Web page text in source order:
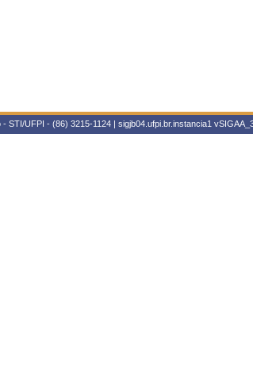
STI/UFPI - (86) 3215-1124 | sigjb04.ufpi.br.instancia1